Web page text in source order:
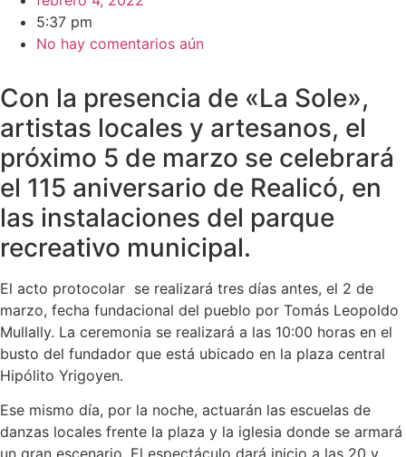
5:37 pm
No hay comentarios aún
Con la presencia de «La Sole»,
artistas locales y artesanos, el
próximo 5 de marzo se celebrará
el 115 aniversario de Realicó, en
las instalaciones del parque
recreativo municipal.
El acto protocolar se realizará tres días antes, el 2 de
marzo, fecha fundacional del pueblo por Tomás Leopoldo
Mullally. La ceremonia se realizará a las 10:00 horas en el
busto del fundador que está ubicado en la plaza central
Hipólito Yrigoyen.
Ese mismo día, por la noche, actuarán las escuelas de
danzas locales frente la plaza y la iglesia donde se armará